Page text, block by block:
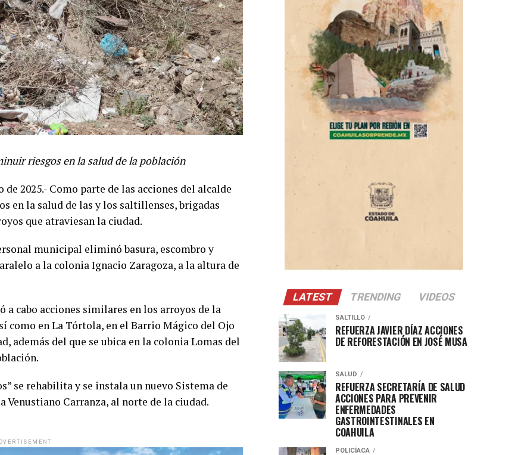
riesgos en la salud de la población
2025.- Como parte de las acciones del alcalde
en la salud de las y los saltillenses, brigadas
que atraviesan la ciudad.
municipal eliminó basura, escombro y
a la colonia Ignacio Zaragoza, a la altura de
cabo acciones similares en los arroyos de la
en La Tórtola, en el Barrio Mágico del Ojo
además del que se ubica en la colonia Lomas del
se rehabilita y se instala un nuevo Sistema de
Venustiano Carranza, al norte de la ciudad.
LATEST TRENDING VIDEOS
SALTILLO
REFUERZA JAVIER DÍAZ ACCIONES
DE REFORESTACIÓN EN JOSÉ MUSA
SALUD
REFUERZA SECRETARÍA DE SALUD
ACCIONES PARA PREVENIR
ENFERMEDADES
GASTROINTESTINALES EN
COAHUILA
POLICÍACA